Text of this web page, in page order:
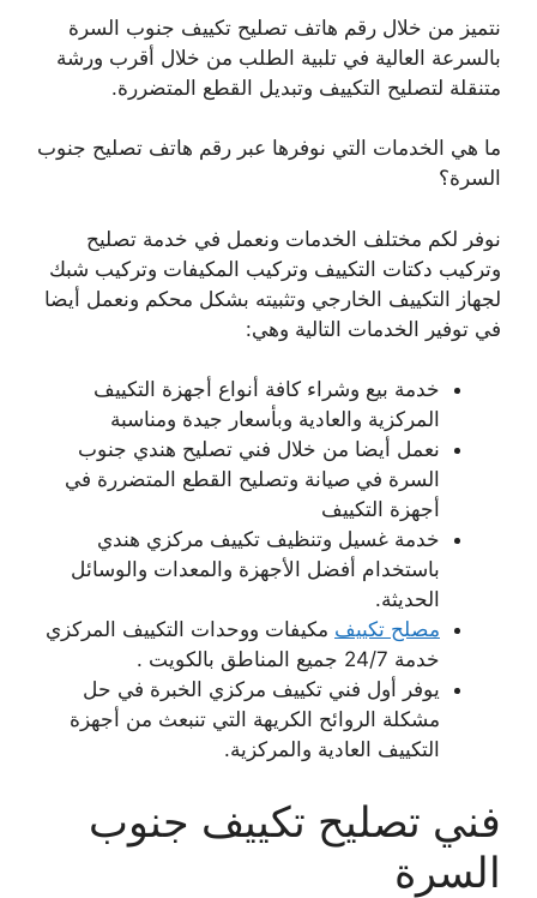
نتميز من خلال رقم هاتف تصليح تكييف جنوب السرة
بالسرعة العالية في تلبية الطلب من خلال أقرب ورشة
متنقلة لتصليح التكييف وتبديل القطع المتضررة.
ما هي الخدمات التي نوفرها عبر رقم هاتف تصليح جنوب
السرة؟
نوفر لكم مختلف الخدمات ونعمل في خدمة تصليح
وتركيب دكتات التكييف وتركيب المكيفات وتركيب شبك
لجهاز التكييف الخارجي وتثبيته بشكل محكم ونعمل أيضا
في توفير الخدمات التالية وهي:
خدمة بيع وشراء كافة أنواع أجهزة التكييف
المركزية والعادية وبأسعار جيدة ومناسبة
نعمل أيضا من خلال فني تصليح هندي جنوب
السرة في صيانة وتصليح القطع المتضررة في
أجهزة التكييف
خدمة غسيل وتنظيف تكييف مركزي هندي
باستخدام أفضل الأجهزة والمعدات والوسائل
الحديثة.
مصلح تكييف مكيفات ووحدات التكييف المركزي
خدمة 24/7 جميع المناطق بالكويت .
يوفر أول فني تكييف مركزي الخبرة في حل
مشكلة الروائح الكريهة التي تنبعث من أجهزة
التكييف العادية والمركزية.
فني تصليح تكييف جنوب
السرة